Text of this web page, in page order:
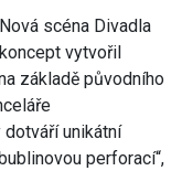
scéna Divadla
vytvořil
základě původního
dotváří unikátní
perforací“,